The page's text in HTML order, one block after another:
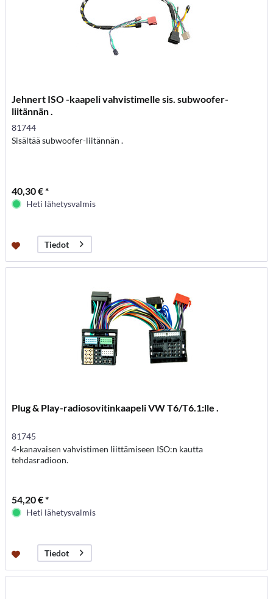
Jehnert ISO -kaapeli vahvistimelle sis. subwoofer-
liitännän .
81744
Sisältää subwoofer-liitännän .
40,30 € *
Heti lähetysvalmis
Tiedot
Plug & Play-radiosovitinkaapeli VW T6/T6.1:lle .
81745
4-kanavaisen vahvistimen liittämiseen ISO:n kautta
tehdasradioon.
54,20 € *
Heti lähetysvalmis
Tiedot